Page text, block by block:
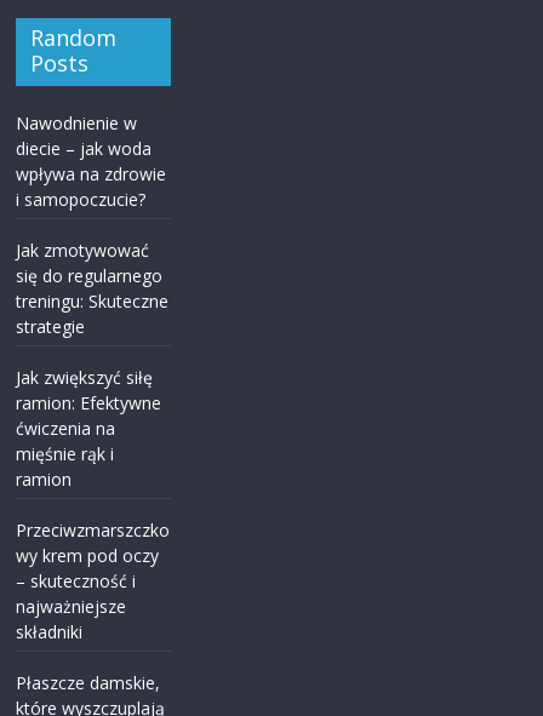
Random
Posts
Nawodnienie w
diecie – jak woda
wpływa na zdrowie
i samopoczucie?
Jak zmotywować
się do regularnego
treningu: Skuteczne
strategie
Jak zwiększyć siłę
ramion: Efektywne
ćwiczenia na
mięśnie rąk i
ramion
Przeciwzmarszczko
wy krem pod oczy
– skuteczność i
najważniejsze
składniki
Płaszcze damskie,
które wyszczuplają